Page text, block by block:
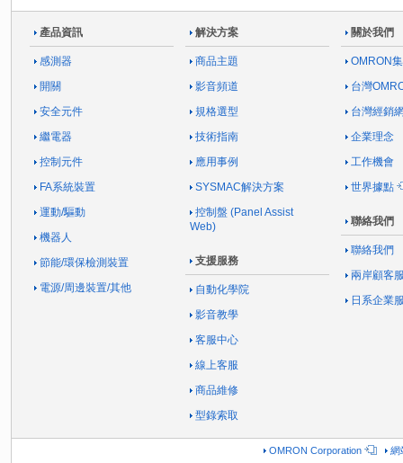
產品資訊
感測器
開關
安全元件
繼電器
控制元件
FA系統裝置
運動/驅動
機器人
節能/環保檢測裝置
電源/周邊裝置/其他
解決方案
商品主題
影音頻道
規格選型
技術指南
應用事例
SYSMAC解決方案
控制盤 (Panel Assist
Web)
支援服務
自動化學院
影音教學
客服中心
線上客服
商品維修
型錄索取
關於我們
OMRON
台灣
台灣經銷
企業理念
工作機會
世界據點
聯絡我們
聯絡我們
兩岸顧客
日系企業
OMRON Corporation 網